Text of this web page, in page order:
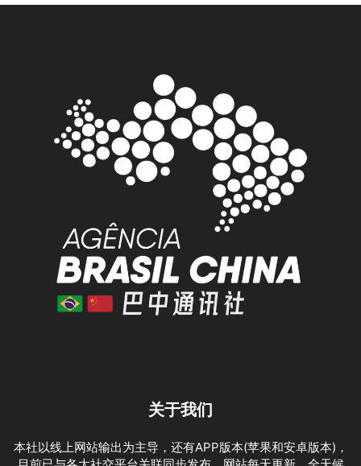
关于我们
本社以线上网站输出为主导，还有APP版本(苹果和安卓版本)，